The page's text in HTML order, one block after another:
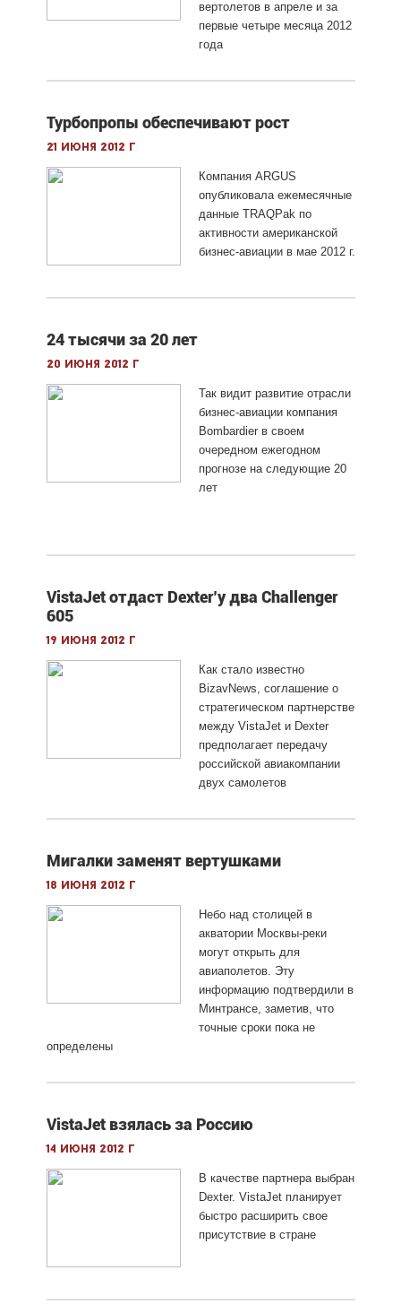
вертолетов в апреле и за
первые четыре месяца 2012
года
Турбопропы обеспечивают рост
21 июня 2012 г
Компания ARGUS
опубликовала ежемесячные
данные TRAQPak по
активности американской
бизнес-авиации в мае 2012 г.
24 тысячи за 20 лет
20 июня 2012 г
Так видит развитие отрасли
бизнес-авиации компания
Bombardier в своем
очередном ежегодном
прогнозе на следующие 20
лет
VistaJet отдаст Dexter’у два Challenger
605
19 июня 2012 г
Как стало известно
BizavNews, соглашение о
стратегическом партнерстве
между VistaJet и Dexter
предполагает передачу
российской авиакомпании
двух самолетов
Мигалки заменят вертушками
18 июня 2012 г
Небо над столицей в
акватории Москвы-реки
могут открыть для
авиаполетов. Эту
информацию подтвердили в
Минтрансе, заметив, что
точные сроки пока не
определены
VistaJet взялась за Россию
14 июня 2012 г
В качестве партнера выбран
Dexter. VistaJet планирует
быстро расширить свое
присутствие в стране